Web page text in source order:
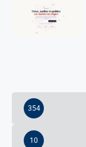
354
10